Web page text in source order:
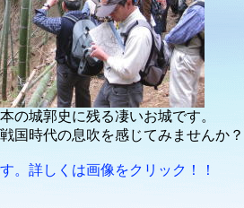
の城郭史に残る凄いお城です。
国時代の息吹を感じてみませんか？
。詳しくは画像をクリック！！